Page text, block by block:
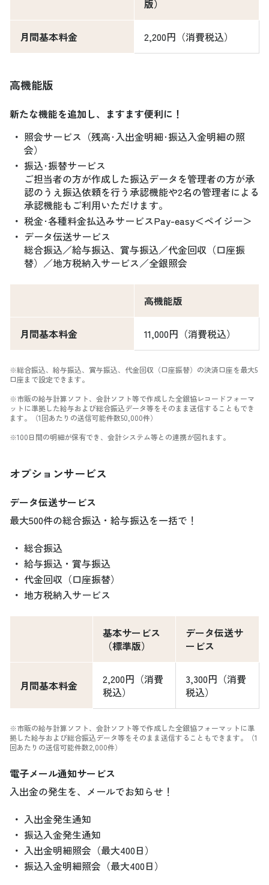
版）
月間基本料金 2,200円（消費税込）
高機能版
新たな機能を追加し、ますます便利に！
・ 照会サービス（残高･入出金明細･振込入金明細の照
会）
・ 振込･振替サービス
ご担当者の方が作成した振込データを管理者の方が承
認のうえ振込依頼を行う承認機能や2名の管理者による
承認機能もご利用いただけます。
・ 税金･各種料金払込みサービスPay-easy＜ペイジー＞
・ データ伝送サービス
総合振込／給与振込、賞与振込／代金回収（口座振
替）／地方税納入サービス／全銀照会
高機能版
月間基本料金 11,000円（消費税込）
※総合振込、給与振込、賞与振込、代金回収（口座振替）の決済口座を最大5
口座まで設定できます。
※市販の給与計算ソフト、会計ソフト等で作成した全銀協レコードフォーマ
ットに準拠した給与および総合振込データ等をそのまま送信することもでき
ます。（1回あたりの送信可能件数50,000件）
※100日間の明細が保有でき、会計システム等との連携が図れます。
オプションサービス
データ伝送サービス
最大500件の総合振込・給与振込を一括で！
・ 総合振込
・ 給与振込・賞与振込
・ 代金回収（口座振替）
・ 地方税納入サービス
基本サービス
（標準版）
データ伝送サ
ービス
月間基本料金
2,200円（消費
税込）
3,300円（消費
税込）
※市販の給与計算ソフト、会計ソフト等で作成した全銀協フォーマットに準
拠した給与および総合振込データ等をそのまま送信することもできます。（1
回あたりの送信可能件数2,000件）
電子メール通知サービス
入出金の発生を、メールでお知らせ！
・ 入出金発生通知
・ 振込入金発生通知
・ 入出金明細照会（最大400日）
・ 振込入金明細照会（最大400日）